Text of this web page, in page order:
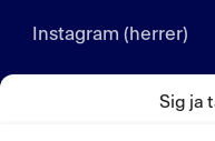
Sig ja
Instagram (herrer)
Instagram (kvinder)